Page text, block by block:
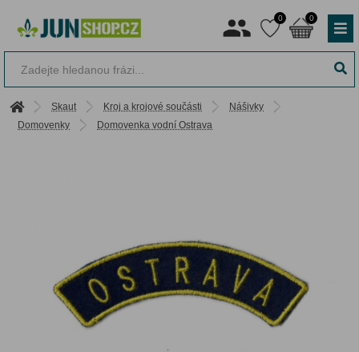
0 0
Skaut Kroj a krojové součásti
Nášivky
Domovenky
Domovenka vodní Ostrava